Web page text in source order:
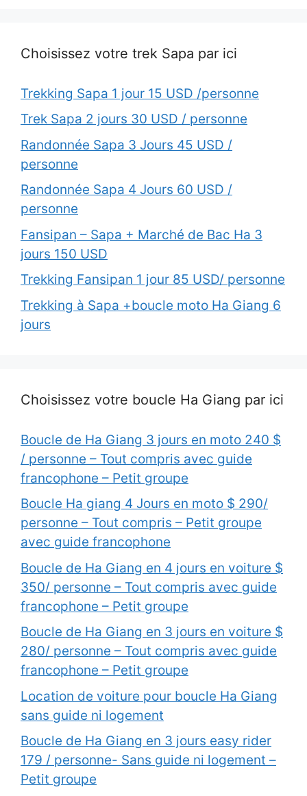
Choisissez votre trek Sapa par ici
Trekking Sapa 1 jour 15 USD /personne
Trek Sapa 2 jours 30 USD / personne
Randonnée Sapa 3 Jours 45 USD /
personne
Randonnée Sapa 4 Jours 60 USD /
personne
Fansipan – Sapa + Marché de Bac Ha 3
jours 150 USD
Trekking Fansipan 1 jour 85 USD/ personne
Trekking à Sapa +boucle moto Ha Giang 6
jours
Choisissez votre boucle Ha Giang par ici
Boucle de Ha Giang 3 jours en moto 240 $
/ personne – Tout compris avec guide
francophone – Petit groupe
Boucle Ha giang 4 Jours en moto $ 290/
personne – Tout compris – Petit groupe
avec guide francophone
Boucle de Ha Giang en 4 jours en voiture $
350/ personne – Tout compris avec guide
francophone – Petit groupe
Boucle de Ha Giang en 3 jours en voiture $
280/ personne – Tout compris avec guide
francophone – Petit groupe
Location de voiture pour boucle Ha Giang
sans guide ni logement
Boucle de Ha Giang en 3 jours easy rider
179 / personne- Sans guide ni logement –
Petit groupe